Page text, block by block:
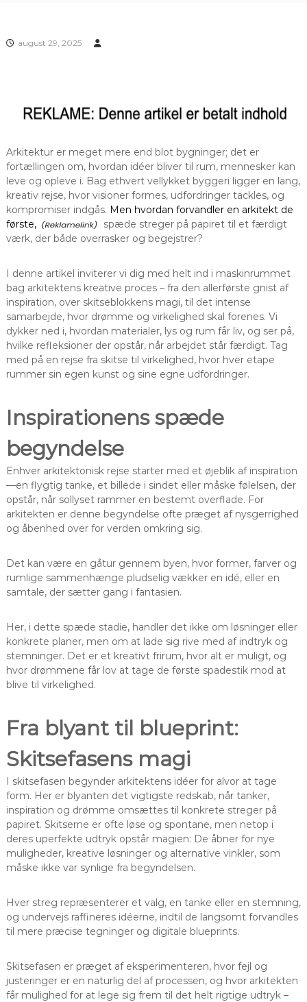
august 29, 2025
Arkitektur er meget mere end blot bygninger; det er
fortællingen om, hvordan idéer bliver til rum, mennesker kan
leve og opleve i. Bag ethvert vellykket byggeri ligger en lang,
kreativ rejse, hvor visioner formes, udfordringer tackles, og
kompromiser indgås. Men hvordan forvandler en arkitekt de
første,
spæde streger på papiret til et færdigt
værk, der både overrasker og begejstrer?
I denne artikel inviterer vi dig med helt ind i maskinrummet
bag arkitektens kreative proces – fra den allerførste gnist af
inspiration, over skitseblokkens magi, til det intense
samarbejde, hvor drømme og virkelighed skal forenes. Vi
dykker ned i, hvordan materialer, lys og rum får liv, og ser på,
hvilke refleksioner der opstår, når arbejdet står færdigt. Tag
med på en rejse fra skitse til virkelighed, hvor hver etape
rummer sin egen kunst og sine egne udfordringer.
Inspirationens spæde
begyndelse
Enhver arkitektonisk rejse starter med et øjeblik af inspiration
—en flygtig tanke, et billede i sindet eller måske følelsen, der
opstår, når sollyset rammer en bestemt overflade. For
arkitekten er denne begyndelse ofte præget af nysgerrighed
og åbenhed over for verden omkring sig.
Det kan være en gåtur gennem byen, hvor former, farver og
rumlige sammenhænge pludselig vækker en idé, eller en
samtale, der sætter gang i fantasien.
Her, i dette spæde stadie, handler det ikke om løsninger eller
konkrete planer, men om at lade sig rive med af indtryk og
stemninger. Det er et kreativt frirum, hvor alt er muligt, og
hvor drømmene får lov at tage de første spadestik mod at
blive til virkelighed.
Fra blyant til blueprint:
Skitsefasens magi
I skitsefasen begynder arkitektens idéer for alvor at tage
form. Her er blyanten det vigtigste redskab, når tanker,
inspiration og drømme omsættes til konkrete streger på
papiret. Skitserne er ofte løse og spontane, men netop i
deres uperfekte udtryk opstår magien: De åbner for nye
muligheder, kreative løsninger og alternative vinkler, som
måske ikke var synlige fra begyndelsen.
Hver streg repræsenterer et valg, en tanke eller en stemning,
og undervejs raffineres idéerne, indtil de langsomt forvandles
til mere præcise tegninger og digitale blueprints.
Skitsefasen er præget af eksperimenteren, hvor fejl og
justeringer er en naturlig del af processen, og hvor arkitekten
får mulighed for at lege sig frem til det helt rigtige udtryk –